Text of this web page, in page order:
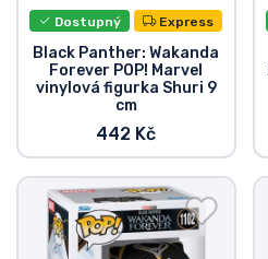
Dostupný Express
Black Panther: Wakanda
Forever POP! Marvel
vinylová figurka Shuri 9
cm
442 Kč